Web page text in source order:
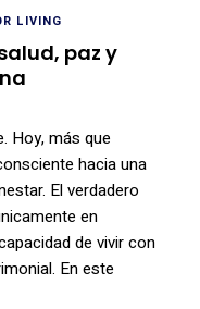
LIVING
paz y
Hoy, más que
hacia una
El verdadero
en
de vivir con
En este